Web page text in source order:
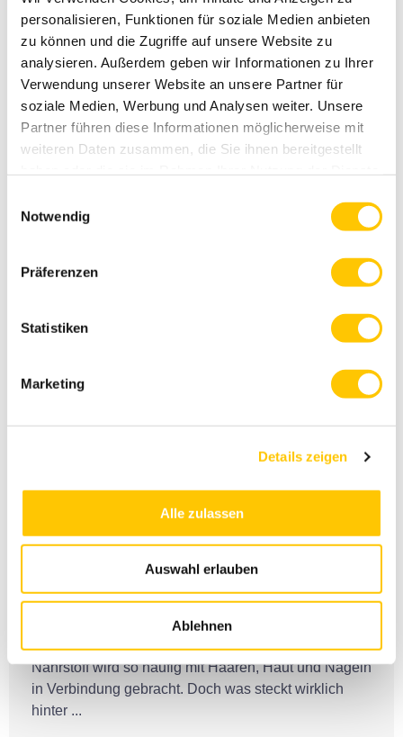
personalisieren, Funktionen für soziale Medien anbieten
zu können und die Zugriffe auf unsere Website zu
analysieren. Außerdem geben wir Informationen zu Ihrer
Verwendung unserer Website an unsere Partner für
soziale Medien, Werbung und Analysen weiter. Unsere
Partner führen diese Informationen möglicherweise mit
weiteren Daten zusammen, die Sie ihnen bereitgestellt
Notwendig
Präferenzen
Statistiken
Marketing
Details zeigen
Alle zulassen
Auswahl erlauben
Ablehnen
Wunder also, dass sie für viele mehr als nur
Kopfschmuck ...
Biotin: Vitamin B7 für Haut, Haare
und Nägel – was es wirklich kann
Es gilt oft als „Beauty-Vitamin“: Biotin. Kaum ein
Nährstoff wird so häufig mit Haaren, Haut und Nägeln
in Verbindung gebracht. Doch was steckt wirklich
hinter ...